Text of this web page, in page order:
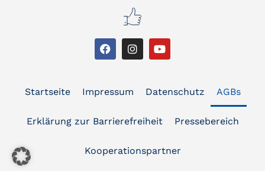
Startseite Impressum Datenschutz AGBs
Erklärung zur Barrierefreiheit Pressebereich
Kooperationspartner